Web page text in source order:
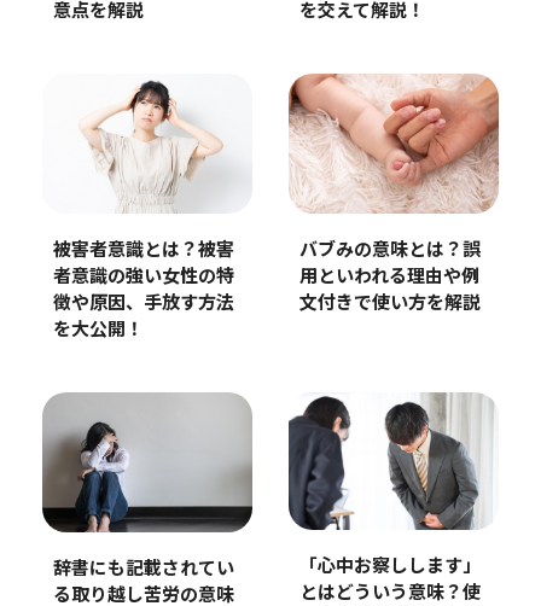
意点を解説
を交えて解説！
被害者意識とは？被害
者意識の強い女性の特
徴や原因、手放す方法
を大公開！
バブみの意味とは？誤
用といわれる理由や例
文付きで使い方を解説
辞書にも記載されてい
る取り越し苦労の意味
「心中お察しします」
とはどういう意味？使